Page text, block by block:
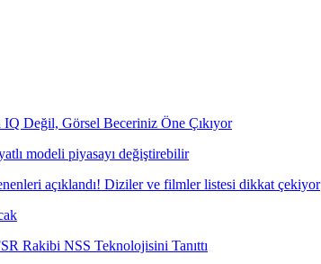
Değil, Görsel Beceriniz Öne Çıkıyor
modeli piyasayı değiştirebilir
açıklandı! Diziler ve filmler listesi dikkat çekiyor
Rakibi NSS Teknolojisini Tanıttı